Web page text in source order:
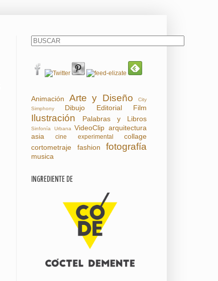
Animación Arte y Diseño
City
Simphony
Dibujo Editorial Film
Ilustración Palabras y Libros
Sinfonía Urbana VideoClip arquitectura
asia
cine experimental
collage
cortometraje
fashion fotografía
musica
INGREDIENTE DE